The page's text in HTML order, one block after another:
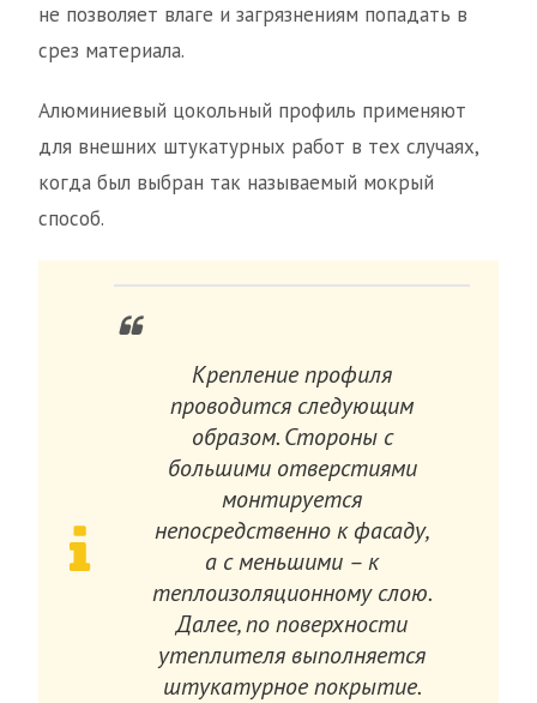
не позволяет влаге и загрязнениям попадать в
срез материала.
Алюминиевый цокольный профиль применяют
для внешних штукатурных работ в тех случаях,
когда был выбран так называемый мокрый
способ.
Крепление профиля
проводится следующим
образом. Стороны с
большими отверстиями
монтируется
непосредственно к фасаду,
а с меньшими – к
теплоизоляционному слою.
Далее, по поверхности
утеплителя выполняется
штукатурное покрытие.